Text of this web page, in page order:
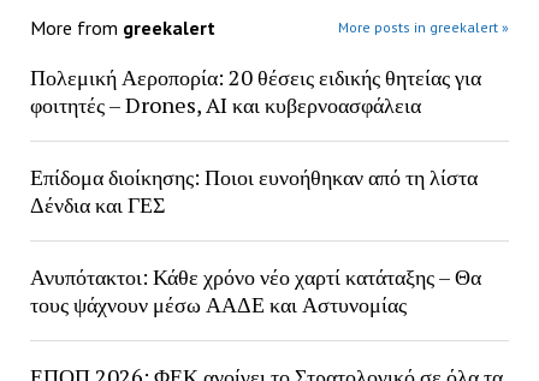
More from greekalert More posts in greekalert »
Πολεμική Αεροπορία: 20 θέσεις ειδικής θητείας για
φοιτητές – Drones, AI και κυβερνοασφάλεια
Επίδομα διοίκησης: Ποιοι ευνοήθηκαν από τη λίστα
Δένδια και ΓΕΣ
Ανυπότακτοι: Κάθε χρόνο νέο χαρτί κατάταξης – Θα
τους ψάχνουν μέσω ΑΑΔΕ και Αστυνομίας